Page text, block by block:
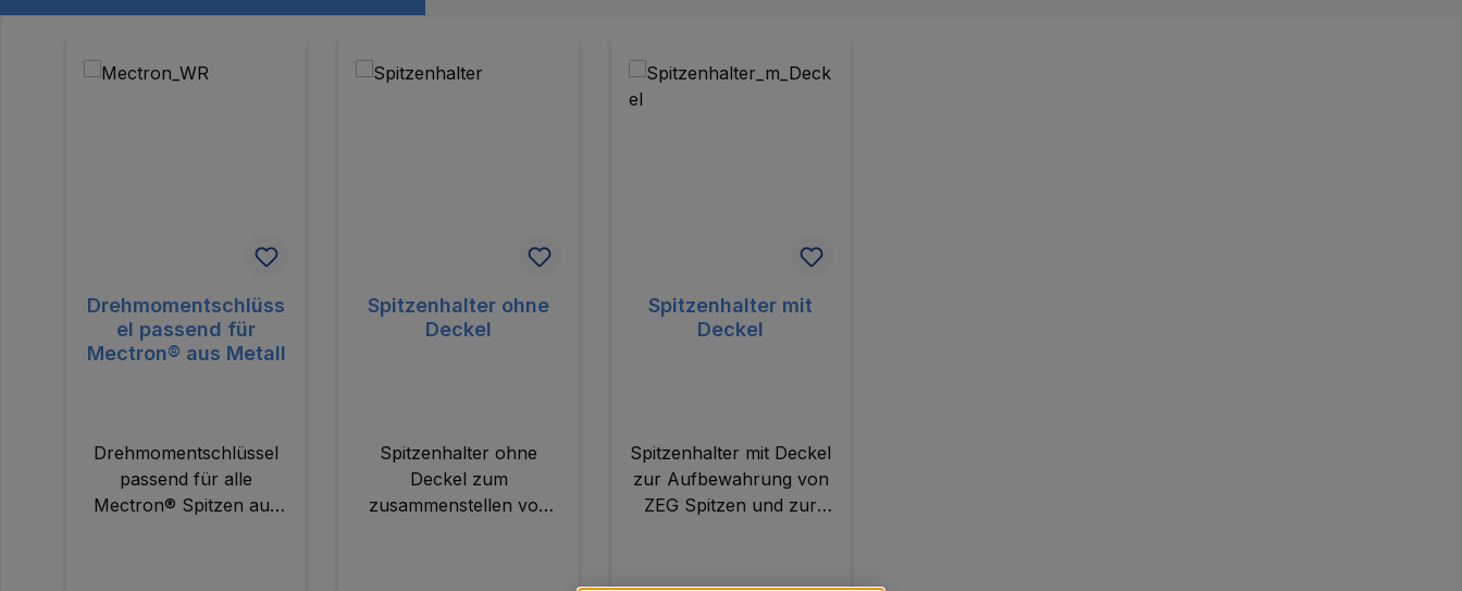
Drehmomentschlüss
el passend für
Mectron® aus Metall
Drehmomentschlüssel
passend für alle
Mectron® Spitzen aus
Spitzenhalter ohne
Deckel
Spitzenhalter ohne
Deckel zum
zusammenstellen von
Spitzenhalter mit
Deckel
Spitzenhalter mit Deckel
zur Aufbewahrung von
ZEG Spitzen und zur